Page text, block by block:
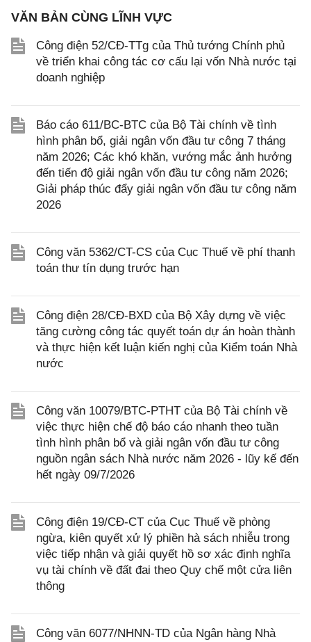
VĂN BẢN CÙNG LĨNH VỰC
Công điện 52/CĐ-TTg của Thủ tướng Chính phủ
về triển khai công tác cơ cấu lại vốn Nhà nước tại
doanh nghiệp
Báo cáo 611/BC-BTC của Bộ Tài chính về tình
hình phân bổ, giải ngân vốn đầu tư công 7 tháng
năm 2026; Các khó khăn, vướng mắc ảnh hưởng
đến tiến độ giải ngân vốn đầu tư công năm 2026;
Giải pháp thúc đẩy giải ngân vốn đầu tư công năm
2026
Công văn 5362/CT-CS của Cục Thuế về phí thanh
toán thư tín dụng trước hạn
Công điện 28/CĐ-BXD của Bộ Xây dựng về việc
tăng cường công tác quyết toán dự án hoàn thành
và thực hiện kết luận kiến nghị của Kiểm toán Nhà
nước
Công văn 10079/BTC-PTHT của Bộ Tài chính về
việc thực hiện chế độ báo cáo nhanh theo tuần
tình hình phân bổ và giải ngân vốn đầu tư công
nguồn ngân sách Nhà nước năm 2026 - lũy kế đến
hết ngày 09/7/2026
Công điện 19/CĐ-CT của Cục Thuế về phòng
ngừa, kiên quyết xử lý phiền hà sách nhiễu trong
việc tiếp nhận và giải quyết hồ sơ xác định nghĩa
vụ tài chính về đất đai theo Quy chế một cửa liên
thông
Công văn 6077/NHNN-TD của Ngân hàng Nhà